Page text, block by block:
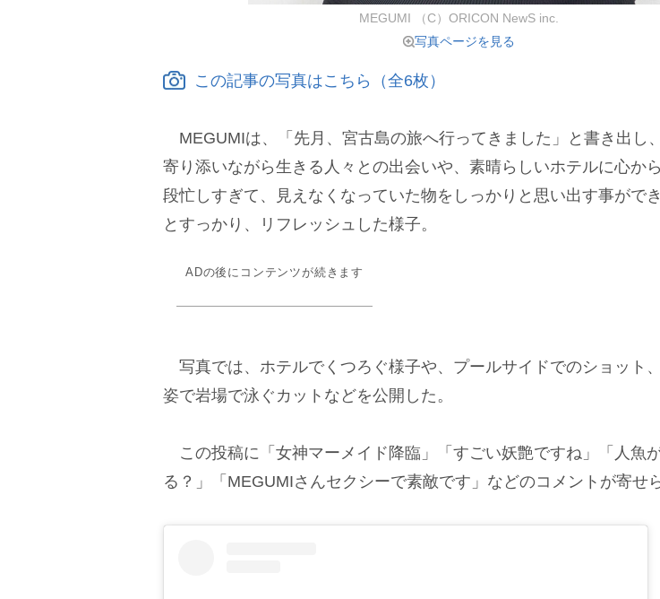
MEGUMI （C）ORICON NewS inc.
写真ページを見る
この記事の写真はこちら（全6枚）
MEGUMIは、「先月、宮古島の旅へ行ってきました」と書き出し
寄り添いながら生きる人々との出会いや、素晴らしいホテルに心か
段忙しすぎて、見えなくなっていた物をしっかりと思い出す事ができ
とすっかり、リフレッシュした様子。
ADの後にコンテンツが続きます
写真では、ホテルでくつろぐ様子や、プールサイドでのショット
姿で岩場で泳ぐカットなどを公開した。
この投稿に「女神マーメイド降臨」「すごい妖艶ですね」「人魚
る？」「MEGUMIさんセクシーで素敵です」などのコメントが寄せ